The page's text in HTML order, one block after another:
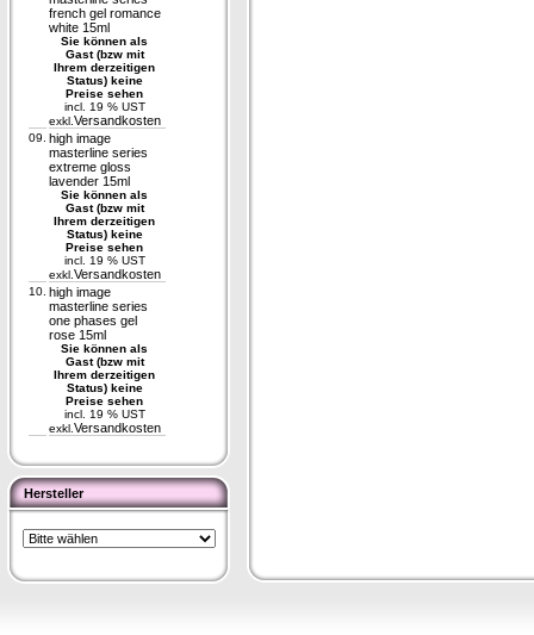
french gel romance
white 15ml
Sie können als
Gast (bzw mit
Ihrem derzeitigen
Status) keine
Preise sehen
incl. 19 % UST
exkl. Versandkosten
09. high image
masterline series
extreme gloss
lavender 15ml
Sie können als
Gast (bzw mit
Ihrem derzeitigen
Status) keine
Preise sehen
incl. 19 % UST
exkl. Versandkosten
10. high image
masterline series
one phases gel
rose 15ml
Sie können als
Gast (bzw mit
Ihrem derzeitigen
Status) keine
Preise sehen
incl. 19 % UST
exkl. Versandkosten
Hersteller